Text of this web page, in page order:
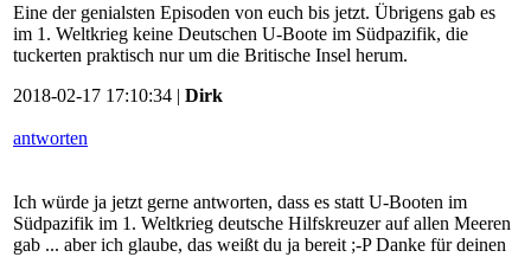
Eine der genialsten Episoden von euch bis jetzt. Übrigens gab es
im 1. Weltkrieg keine Deutschen U-Boote im Südpazifik, die
tuckerten praktisch nur um die Britische Insel herum.
2018-02-17 17:10:34 | Dirk
antworten
Ich würde ja jetzt gerne antworten, dass es statt U-Booten im
Südpazifik im 1. Weltkrieg deutsche Hilfskreuzer auf allen Meeren
gab ... aber ich glaube, das weißt du ja bereit ;-P Danke für deinen